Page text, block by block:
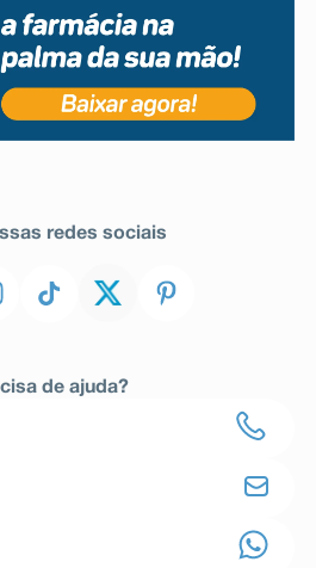
redes sociais
de ajuda?